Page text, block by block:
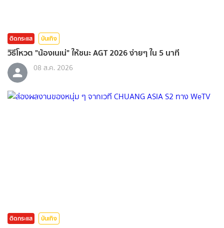
ติดกระแส บันเทิง
วิธีโหวต "น้องเนเน่" ให้ชนะ AGT 2026 ง่ายๆ ใน 5 นาที
08 ส.ค. 2026
ติดกระแส บันเทิง